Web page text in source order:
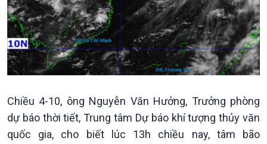
Chính trị
Chính phủ với người dân
Quốc hội với cử tri
Xây dựng đảng
Đảng trong cuộc sống
Thế giới
Vấn đề quốc tế
Hồ sơ sự kiện quốc tế
Thế giới & Việt Nam
Biên cương - Một dải vững
Chiều 4-10, ông Nguyễn Văn Hưởng, Trưởng phòng
dự báo thời tiết, Trung tâm Dự báo khí tượng thủy văn
quốc gia, cho biết lúc 13h chiều nay, tâm bão